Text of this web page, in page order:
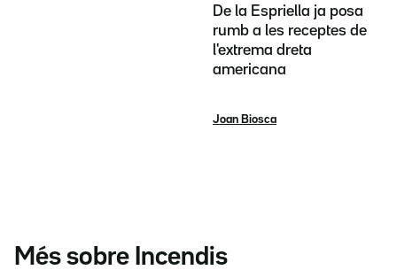
De la Espriella ja posa
rumb a les receptes de
l'extrema dreta
americana
Joan Biosca
Més sobre Incendis